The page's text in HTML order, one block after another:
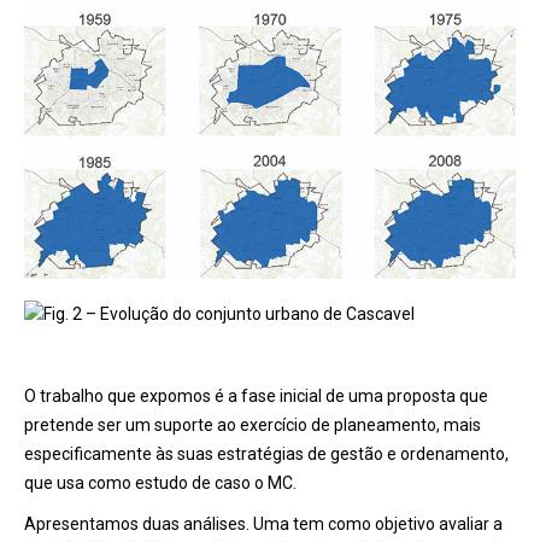
Fig. 2 – Evolução do conjunto urbano de Cascavel
O trabalho que expomos é a fase inicial de uma proposta que
pretende ser um suporte ao exercício de planeamento, mais
especificamente às suas estratégias de gestão e ordenamento,
que usa como estudo de caso o MC.
Apresentamos duas análises. Uma tem como objetivo avaliar a